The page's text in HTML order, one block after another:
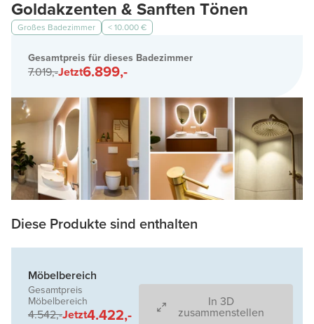
Goldakzenten & Sanften Tönen
Großes Badezimmer < 10.000 €
Gesamtpreis für dieses Badezimmer
7.019,-Jetzt6.899,-
Diese Produkte sind enthalten
Möbelbereich
Gesamtpreis
Möbelbereich
4.542,-Jetzt4.422,-
In 3D
zusammenstellen